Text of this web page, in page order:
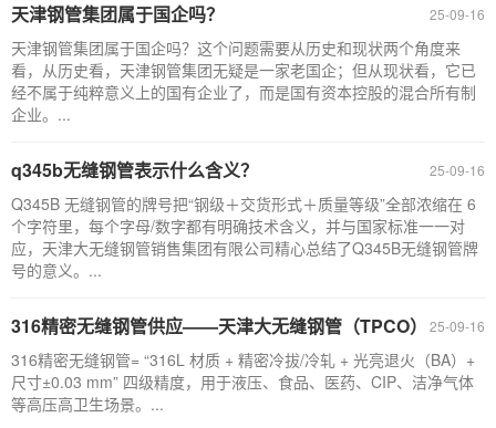
25-09-16
天津钢管集团属于国企吗？
天津钢管集团属于国企吗？这个问题需要从历史和现状两个角度来
看，从历史看，天津钢管集团无疑是一家老国企；但从现状看，它已
经不属于纯粹意义上的国有企业了，而是国有资本控股的混合所有制
企业。...
25-09-16
q345b无缝钢管表示什么含义？
Q345B 无缝钢管的牌号把“钢级＋交货形式＋质量等级”全部浓缩在 6
个字符里，每个字母/数字都有明确技术含义，并与国家标准一一对
应，天津大无缝钢管销售集团有限公司精心总结了Q345B无缝钢管牌
号的意义。...
25-09-16
316精密无缝钢管供应——天津大无缝钢管（TPCO）
316精密无缝钢管= “316L 材质 + 精密冷拔/冷轧 + 光亮退火（BA）+
尺寸±0.03 mm” 四级精度，用于液压、食品、医药、CIP、洁净气体
等高压高卫生场景。...